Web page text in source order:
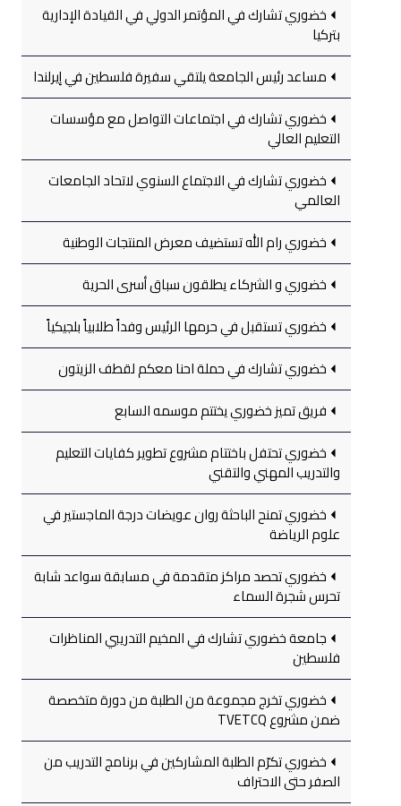
خضوري تشارك في المؤتمر الدولي في القيادة الإدارية
بتركيا
مساعد رئيس الجامعة يلتقي سفيرة فلسطين في إيرلندا
خضوري تشارك في اجتماعات التواصل مع مؤسسات
التعليم العالي
خضوري تشارك في الاجتماع السنوي لاتحاد الجامعات
العالمي
خضوري رام الله تستضيف معرض المنتجات الوطنية
خضوري و الشركاء يطلقون سباق أسرى الحرية
خضوري تستقبل في حرمها الرئيس وفداً طلابياً بلجيكياً
خضوري تشارك في حملة احنا معكم لقطف الزيتون
فريق تميز خضوري يختتم موسمه السابع
خضوري تحتفل باختتام مشروع تطوير كفايات التعليم
والتدريب المهني والتقني
خضوري تمنح الباحثة روان عويضات درجة الماجستير في
علوم الرياضة
خضوري تحصد مراكز متقدمة في مسابقة سواعد شابة
تحرس شجرة السماء
جامعة خضوري تشارك في المخيم التدريبي المناظرات
فلسطين
خضوري تخرج مجموعة من الطلبة من دورة متخصصة
ضمن مشروع TVETCQ
خضوري تكرّم الطلبة المشاركين في برنامج التدريب من
الصفر حتى الاحتراف